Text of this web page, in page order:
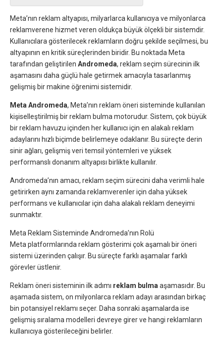
Meta’nın reklam altyapısı, milyarlarca kullanıcıya ve milyonlarca
reklamverene hizmet veren oldukça büyük ölçekli bir sistemdir.
Kullanıcılara gösterilecek reklamların doğru şekilde seçilmesi, bu
altyapının en kritik süreçlerinden biridir. Bu noktada Meta
tarafından geliştirilen Andromeda, reklam seçim sürecinin ilk
aşamasını daha güçlü hale getirmek amacıyla tasarlanmış
gelişmiş bir makine öğrenimi sistemidir.
Meta Andromeda, Meta’nın reklam öneri sisteminde kullanılan
kişiselleştirilmiş bir reklam bulma motorudur. Sistem, çok büyük
bir reklam havuzu içinden her kullanıcı için en alakalı reklam
adaylarını hızlı biçimde belirlemeye odaklanır. Bu süreçte derin
sinir ağları, gelişmiş veri temsil yöntemleri ve yüksek
performanslı donanım altyapısı birlikte kullanılır.
Andromeda’nın amacı, reklam seçim sürecini daha verimli hale
getirirken aynı zamanda reklamverenler için daha yüksek
performans ve kullanıcılar için daha alakalı reklam deneyimi
sunmaktır.
Meta Reklam Sisteminde Andromeda’nın Rolü
Meta platformlarında reklam gösterimi çok aşamalı bir öneri
sistemi üzerinden çalışır. Bu süreçte farklı aşamalar farklı
görevler üstlenir.
Reklam öneri sisteminin ilk adımı reklam bulma aşamasıdır. Bu
aşamada sistem, on milyonlarca reklam adayı arasından birkaç
bin potansiyel reklamı seçer. Daha sonraki aşamalarda ise
gelişmiş sıralama modelleri devreye girer ve hangi reklamların
kullanıcıya gösterileceğini belirler.